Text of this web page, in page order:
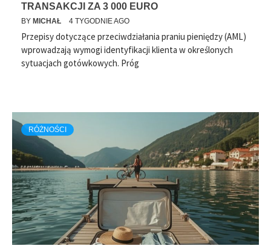
TRANSAKCJI ZA 3 000 EURO
BY MICHAŁ 4 TYGODNIE AGO
Przepisy dotyczące przeciwdziałania praniu pieniędzy (AML)
wprowadzają wymogi identyfikacji klienta w określonych
sytuacjach gotówkowych. Próg
RÓŻNOŚCI